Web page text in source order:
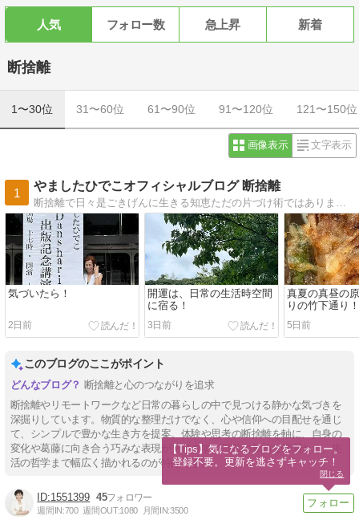
人気 フォロー数 急上昇 新着
断捨離
1〜30位 31〜60位 61〜90位 91〜120位 121〜150位
画像表示 文字表示
1
やましたひでこオフィシャルブログ 断捨離
気づいたら！
2日前
開運は、日常の生活時空間
に宿る！
3日前
真夏の真昼の
りの竹下通り！
5日前
このブログのここがポイント
断捨離と心のつながりを追求
断捨離やリモートワークなど日常の暮らしの中で見つける静かな気づきを
深掘りしています。物質的な整理だけでなく、心や信仰への目配せを通じ
て、シンプルで豊かな生き方を提案。体験や思考の断捨離を軸に、自身の
変化や葛藤に向き合う巧みな表現が光ります。日常の私的な瞬間から、生
活の哲学まで幅広く描かれるのが特徴です。
1551399 45
週間IN:700 週間OUT:1080 月間IN:3500
【Tips】気になるブログをフォロー。
登録不要。更新を逃さずキャッチ！
閉じる